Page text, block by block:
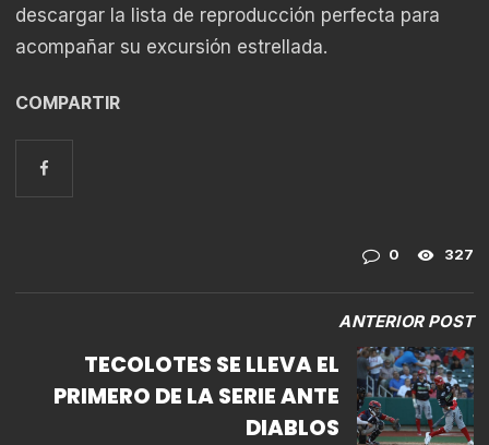
descargar la lista de reproducción perfecta para
acompañar su excursión estrellada.
COMPARTIR
0 327
ANTERIOR POST
TECOLOTES SE LLEVA EL
PRIMERO DE LA SERIE ANTE
DIABLOS